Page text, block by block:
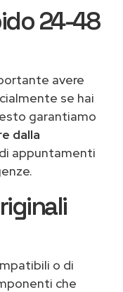
24-48
avere
se hai
garantiamo
dalla
appuntamenti
o di
che